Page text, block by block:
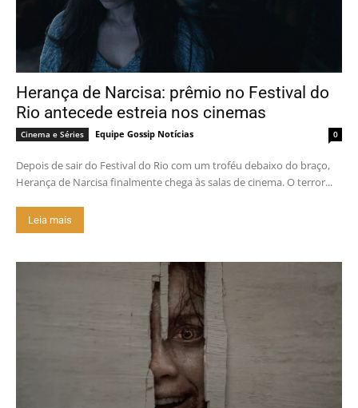
Herança de Narcisa: prêmio no Festival do
Rio antecede estreia nos cinemas
Cinema e Séries Equipe Gossip Notícias 0
Depois de sair do Festival do Rio com um troféu debaixo do braço,
Herança de Narcisa finalmente chega às salas de cinema. O terror...
Leia mais